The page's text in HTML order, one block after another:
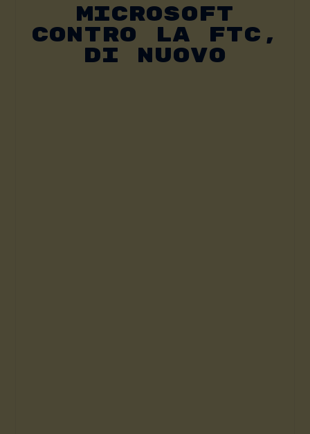
MICROSOFT
CONTRO LA FTC,
DI NUOVO